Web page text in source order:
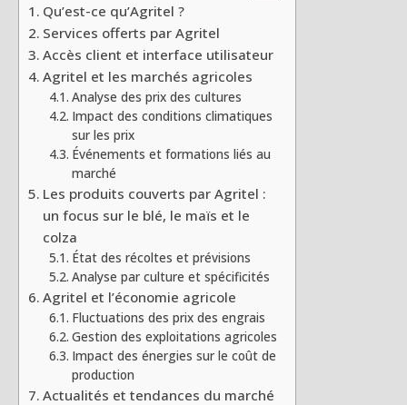
Qu’est-ce qu’Agritel ?
Services offerts par Agritel
Accès client et interface utilisateur
Agritel et les marchés agricoles
Analyse des prix des cultures
Impact des conditions climatiques
sur les prix
Événements et formations liés au
marché
Les produits couverts par Agritel :
un focus sur le blé, le maïs et le
colza
État des récoltes et prévisions
Analyse par culture et spécificités
Agritel et l’économie agricole
Fluctuations des prix des engrais
Gestion des exploitations agricoles
Impact des énergies sur le coût de
production
Actualités et tendances du marché